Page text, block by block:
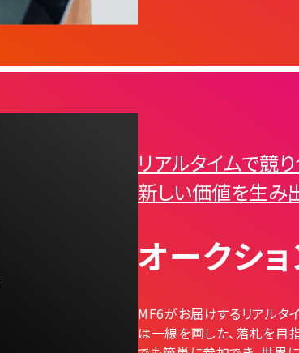
リアルタイムで競り
新しい価値を生み
オークシ
MF6がお届けするリアルタ
は一線を画した、落札を目